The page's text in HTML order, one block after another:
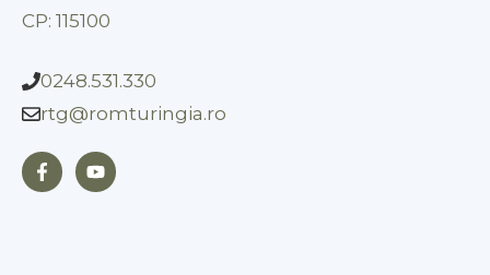
CP: 115100
0248.531.330
rtg@romturingia.ro